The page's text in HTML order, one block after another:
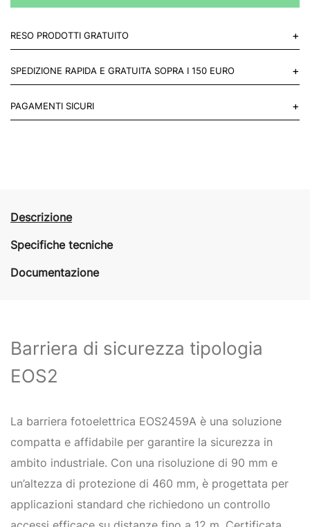
RESO PRODOTTI GRATUITO +
Mettiti in contatto con noi
SPEDIZIONE RAPIDA E GRATUITA SOPRA I 150 EURO +
del mondo.
PAGAMENTI SICURI +
Descrizione
Specifiche tecniche
Documentazione
Barriera di sicurezza tipologia
EOS2
La barriera fotoelettrica EOS2459A è una soluzione
compatta e affidabile per garantire la sicurezza in
ambito industriale. Con una risoluzione di 90 mm e
un’altezza di protezione di 460 mm, è progettata per
applicazioni standard che richiedono un controllo